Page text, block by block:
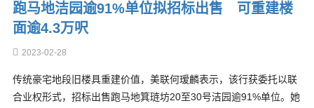
跑马地洁园逾91%单位拟招标出售 可重建楼
面逾4.3万呎
2023-02-28
传统豪宅地段旧楼具重建价值，美联何瑷麟表示，该行获委托以联
合业权形式，招标出售跑马地箕琏坊20至30号洁园逾91%单位。她